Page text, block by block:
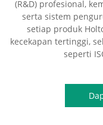
(R&D) profesional,
serta sistem
setiap produk
kecekapan tertinggi,
seperti